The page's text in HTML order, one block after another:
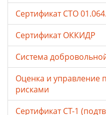
Сертификат СТО
Сертификат ОККИДР
Система
Оценка и управление
рисками
Сертификат СТ-1